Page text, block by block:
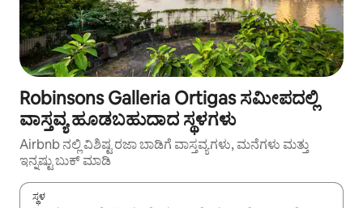
Robinsons Galleria Ortigas ಸಮೀಪದಲ್ಲಿ
ವಾಸ್ತವ್ಯ ಹೂಡಬಹುದಾದ ಸ್ಥಳಗಳು
Airbnb ನಲ್ಲಿ ವಿಶಿಷ್ಟ ರಜಾ ಬಾಡಿಗೆ ವಾಸ್ತವ್ಯಗಳು, ಮನೆಗಳು ಮತ್ತು
ಇನ್ನಷ್ಟು ಬುಕ್ ಮಾಡಿ
ಸ್ಥಳ